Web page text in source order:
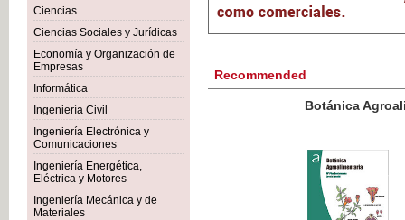
Ciencias
Ciencias Sociales y Jurídicas
Economía y Organización de
Empresas
Informática
Ingeniería Civil
Ingeniería Electrónica y
Comunicaciones
Ingeniería Energética,
Eléctrica y Motores
Ingeniería Mecánica y de
Materiales
Recommended
Botánica Agroalimentaria
VAT